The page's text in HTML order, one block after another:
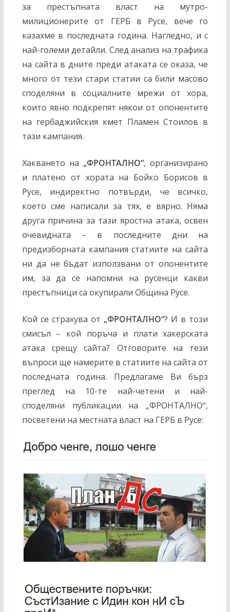
за престъпната власт на мутро-
милиционерите от ГЕРБ в Русе, вече го
казахме в последната година. Нагледно, и с
най-големи детайли. След анализ на трафика
на сайта в дните преди атаката се оказа, че
много от тези стари статии са били масово
споделяни в социалните мрежи от хора,
които явно подкрепят някои от опонентите
на гербаджийския кмет Пламен Стоилов в
тази кампания.
Хакването на „ФРОНТАЛНО“, организирано
и платено от хората на Бойко Борисов в
Русе, индиректно потвърди, че всичко,
което сме написали за тях, е вярно. Няма
друга причина за тази яростна атака, освен
очевидната – в последните дни на
предизборната кампания статиите на сайта
ни да не бъдат използвани от опонентите
им, за да се напомни на русенци какви
престъпници са окупирали Община Русе.
Кой се страхува от „ФРОНТАЛНО“? И в този
смисъл – кой поръча и плати хакерската
атака срещу сайта? Отговорите на тези
въпроси ще намерите в статиите на сайта от
последната година. Предлагаме Ви бърз
преглед на 10-те най-четени и най-
споделяни публикации на „ФРОНТАЛНО“,
посветени на местната власт на ГЕРБ в Русе: